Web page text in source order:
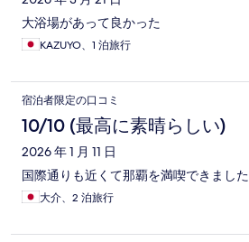
大浴場があって良かった
KAZUYO、1 泊旅行
宿泊者限定の口コミ
10/10 (最高に素晴らしい)
2026 年 1 月 11 日
国際通りも近くて那覇を満喫できました
大介、2 泊旅行